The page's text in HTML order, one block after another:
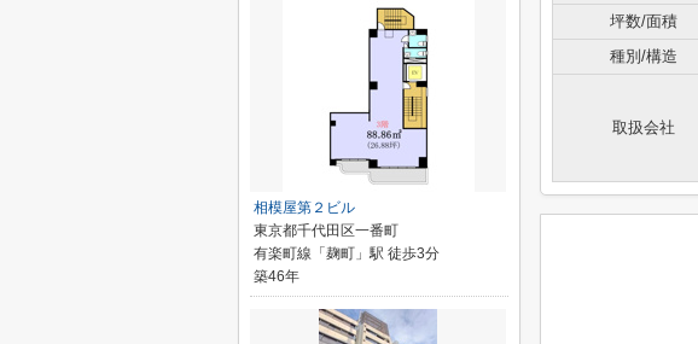
坪数/面積
種別/構造
取扱会社
相模屋第２ビル
東京都千代田区一番町
有楽町線「麹町」駅 徒歩3分
築46年